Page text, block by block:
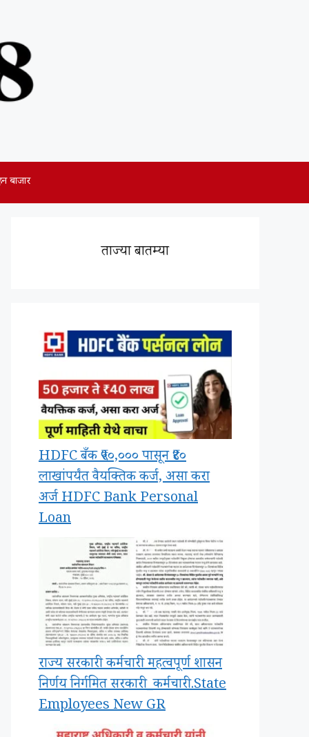
बाजार
ताज्या बातम्या
HDFC बँक ₹५०,००० पासून ₹४०
लाखांपर्यंत वैयक्तिक कर्ज, असा करा
अर्ज HDFC Bank Personal
Loan
राज्य सरकारी कर्मचारी महत्वपूर्ण शासन
निर्णय निर्गमित सरकारी_कर्मचारी.State
Employees New GR